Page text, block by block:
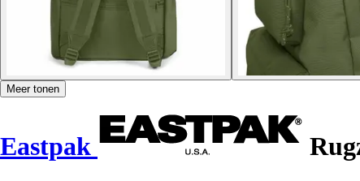
Meer tonen
Eastpak